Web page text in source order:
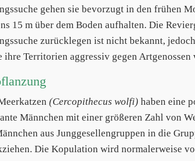
gehen sie bevorzugt in den frühen
15 m über dem Boden aufhalten. Die
zurücklegen ist nicht bekannt,
ihre Territorien aggressiv gegen
(Cercopithecus wolfi) haben eine
Männchen mit einer größeren Zahl von
aus Junggesellengruppen in die
Die Kopulation wird normalerweise